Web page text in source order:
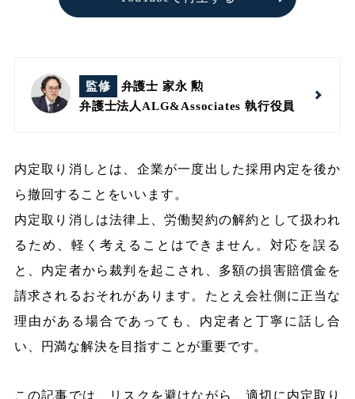
監修
弁護士 家永 勲
弁護士法人ALG&Associates 執行役員
内定取り消しとは、企業が一度出した採用内定を後か
ら撤回することをいいます。
内定取り消しは法律上、労働契約の解約として扱われ
るため、軽く考えることはできません。対応を誤る
と、内定者から裁判を起こされ、多額の損害賠償金を
請求されるおそれがあります。たとえ会社側に正当な
理由がある場合であっても、内定者と丁寧に話し合
い、円満な解決を目指すことが重要です。
この記事では、リスクを避けながら、適切に内定取り